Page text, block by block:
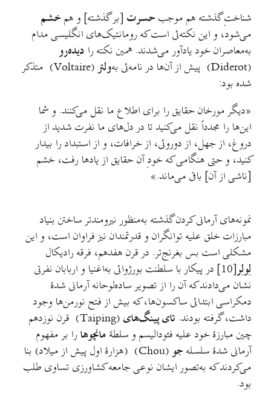
شناختِ گذشته هم موجبحسرت [بر گذشته] و همخشم
می‌شود، و این نکته‌ئی است که رومانتیک‌های انگلیسی مدام
به‌معاصران خود یادآور می‌شدند. همین نکته را دیده‌رو
(Diderot) پیش از آن‌ها در نامه‌ئی به‌
ولتر
(Voltaire) متذکر
شده بود:
«دیگر مورخان حقایق را برای اطلاع ما نقل می‌کنند. و شما
این‌ها را مجدداً نقل می‌کنید تا در دل‌های ما نفرت شدید از
دروغ، از جهل، از دوروئی، از خرافات، و از استبداد را بیدار
کنید، و حتی هنگامی که خودِ آن حقایق از یاد‌ها رفت، خشم
[ناشی از آن] باقی می‌ماند.»
نمونه‌های آرمانی کردن گذشته به‌منظور نیرومندتر ساختن بنیاد
مبارزات خلق علیه توانگران و قدرتمندان نیز فراوان است، و این
مشکلی است بس بغرنج‌تر. در قرن هفدهم، فرقه رادیکال
لِولِر
[10] در پیکار با سلطنت بورژوائی به‌اغنیا و اربابان نفرتی
نشان می‌دادند که آن را از تصویر ساده‌لوحانه آرمانی شدهٔ
دمکراسی ابتدائی ساکسون‌ها، که بیش از فتح نورمن‌ها وجود
داشت، گرفته بودند. تای پینگ‌های
(Taiping) قرن نوزدهم
چین مبارزهٔ خود علیه فئودالیسم و سلطهٔ مانچو‌ها را بر مفهوم
آرمانی شدهٔ سلسلهجو
(Chou) (هزارهٔ اول پیش از میلاد) بنا
می‌کردند که به‌تصور ایشان نوعی جامعه کشاورزی تساوی طلب
بود.